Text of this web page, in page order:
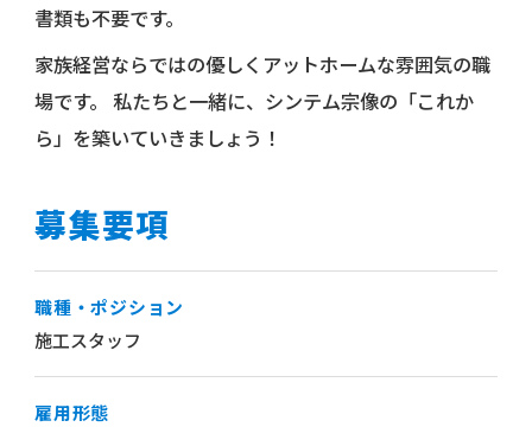
書類も不要です。
家族経営ならではの優しくアットホームな雰囲気の職
場です。 私たちと一緒に、シンテム宗像の「これか
ら」を築いていきましょう！
募集要項
職種・ポジション
施工スタッフ
雇用形態